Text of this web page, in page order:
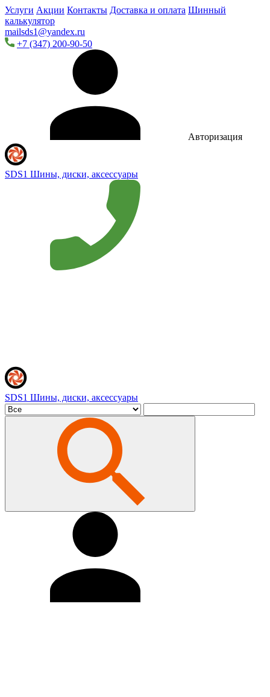
Услуги Акции Контакты Доставка и оплата Шинный
калькулятор
mailsds1@yandex.ru
+7 (347) 200-90-50
Авторизация
SDS1 Шины, диски, аксессуары
SDS1 Шины, диски, аксессуары